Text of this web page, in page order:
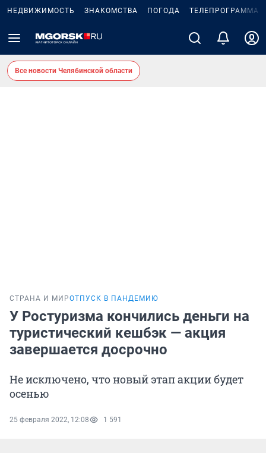
НЕДВИЖИМОСТЬ ЗНАКОМСТВА ПОГОДА ТЕЛЕПРОГРАММА
Все новости Челябинской области
СТРАНА И МИРОТПУСК В ПАНДЕМИЮ
У Ростуризма кончились деньги на
туристический кешбэк — акция
завершается досрочно
Не исключено, что новый этап акции будет
осенью
25 февраля 2022, 12:08 1 591